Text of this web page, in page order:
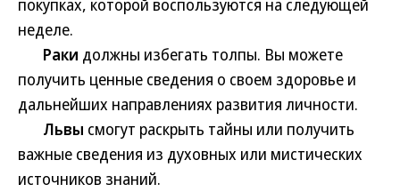
покупках, которой воспользуются на следующей
неделе.
Раки должны избегать толпы. Вы можете
получить ценные сведения о своем здоровье и
дальнейших направлениях развития личности.
Львы смогут раскрыть тайны или получить
важные сведения из духовных или мистических
источников знаний.